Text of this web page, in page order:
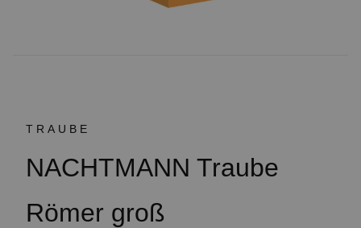
TRAUBE
NACHTMANN Traube
Römer groß